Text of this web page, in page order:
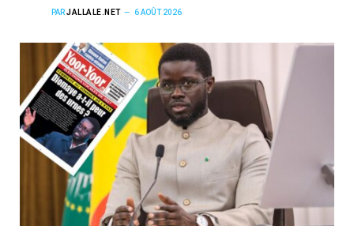
PARJALLALE.NET 6 AOÛT 2026